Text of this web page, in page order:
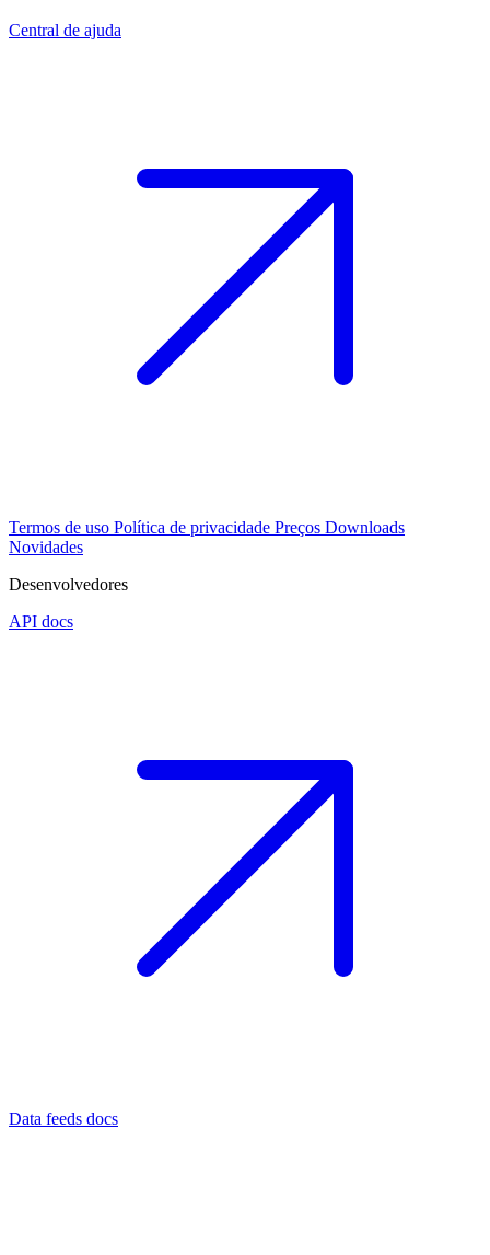
Central de ajuda
Termos de uso Política de privacidade Preços Downloads
Novidades
Desenvolvedores
API docs
Data feeds docs